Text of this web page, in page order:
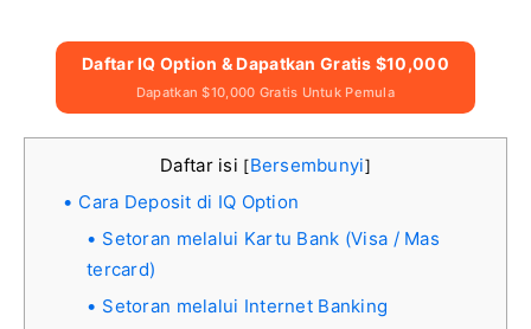
Daftar IQ Option & Dapatkan Gratis $10,000
Dapatkan $10,000 Gratis Untuk Pemula
Daftar isi [Bersembunyi]
Cara Deposit di IQ Option
Setoran melalui Kartu Bank (Visa / Mas
tercard)
Setoran melalui Internet Banking